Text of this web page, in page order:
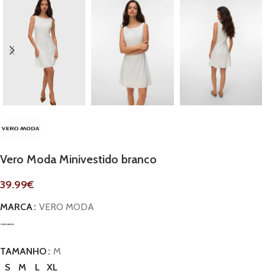
Vero Moda Minivestido branco
39.99€
MARCA VERO MODA
TAMANHO
M
S
M L XL